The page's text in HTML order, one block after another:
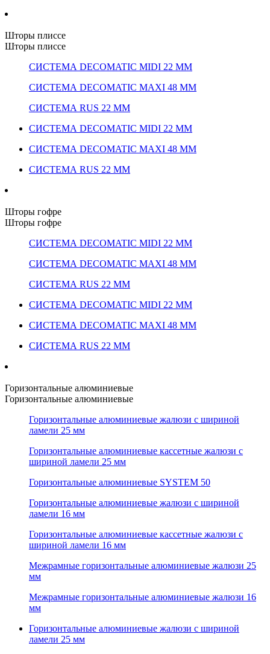
Шторы плиссе
Шторы плиссе
СИСТЕМА DECOMATIC MIDI 22 ММ
СИСТЕМА DECOMATIC MAXI 48 ММ
СИСТЕМА RUS 22 ММ
СИСТЕМА DECOMATIC MIDI 22 ММ
СИСТЕМА DECOMATIC MAXI 48 ММ
СИСТЕМА RUS 22 ММ
Шторы гофре
Шторы гофре
СИСТЕМА DECOMATIC MIDI 22 ММ
СИСТЕМА DECOMATIC MAXI 48 ММ
СИСТЕМА RUS 22 ММ
СИСТЕМА DECOMATIC MIDI 22 ММ
СИСТЕМА DECOMATIC MAXI 48 ММ
СИСТЕМА RUS 22 ММ
Горизонтальные алюминиевые
Горизонтальные алюминиевые
Горизонтальные алюминиевые жалюзи с шириной
ламели 25 мм
Горизонтальные алюминиевые кассетные жалюзи с
шириной ламели 25 мм
Горизонтальные алюминиевые SYSTEM 50
Горизонтальные алюминиевые жалюзи с шириной
ламели 16 мм
Горизонтальные алюминиевые кассетные жалюзи с
шириной ламели 16 мм
Межрамные горизонтальные алюминиевые жалюзи 25
мм
Межрамные горизонтальные алюминиевые жалюзи 16
мм
Горизонтальные алюминиевые жалюзи с шириной
ламели 25 мм